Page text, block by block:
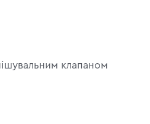
клапаном